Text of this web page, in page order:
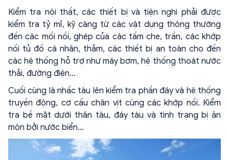
Kiểm tra nội thất, các thiết bị và tiện nghi phải được
kiểm tra tỷ mỉ, kỹ càng từ các vật dụng thông thường
đến các mối nối, ghép của các tấm che, trần, các khớp
nối tủ đồ cá nhân, thảm, các thiết bị an toàn cho đến
các hệ thống hỗ trợ như máy bơm, hệ thống thoát nước
thải, đường điện…
Cuối cùng là nhấc tàu lên kiểm tra phần đáy và hệ thống
truyền động, cơ cấu chân vịt cùng các khớp nối. Kiểm
tra bề mặt dưới thân tàu, đáy tàu và tình trạng bị ăn
mòn bởi nước biển...